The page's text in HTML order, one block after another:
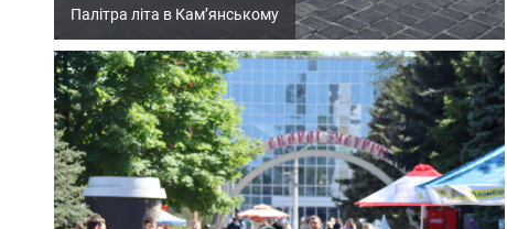
Палітра літа в Кам’янському